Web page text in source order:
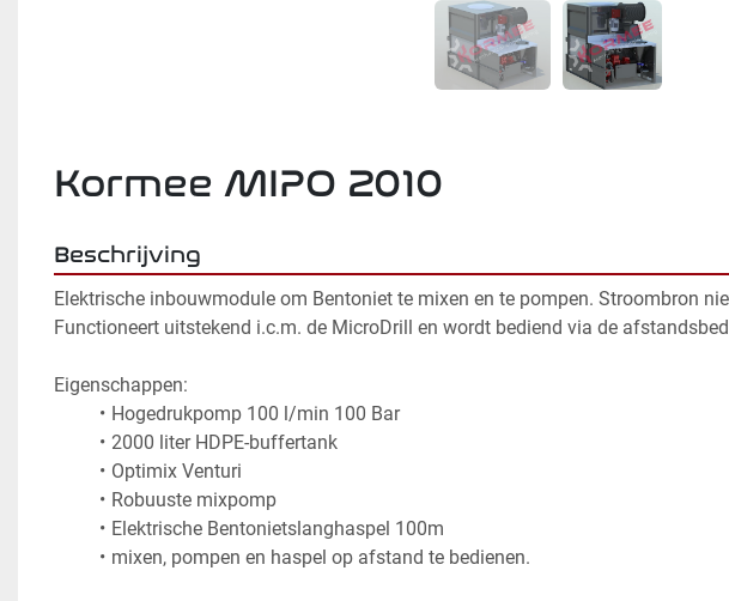
Kormee MIPO 2010
Beschrijving
Elektrische inbouwmodule om Bentoniet te mixen en te pompen. Stroombron
Functioneert uitstekend i.c.m. de MicroDrill en wordt bediend via de
Eigenschappen:
Hogedrukpomp 100 l/min 100 Bar
2000 liter HDPE-buffertank
Optimix Venturi
Robuuste mixpomp
Elektrische Bentonietslanghaspel 100m
mixen, pompen en haspel op afstand te bedienen.